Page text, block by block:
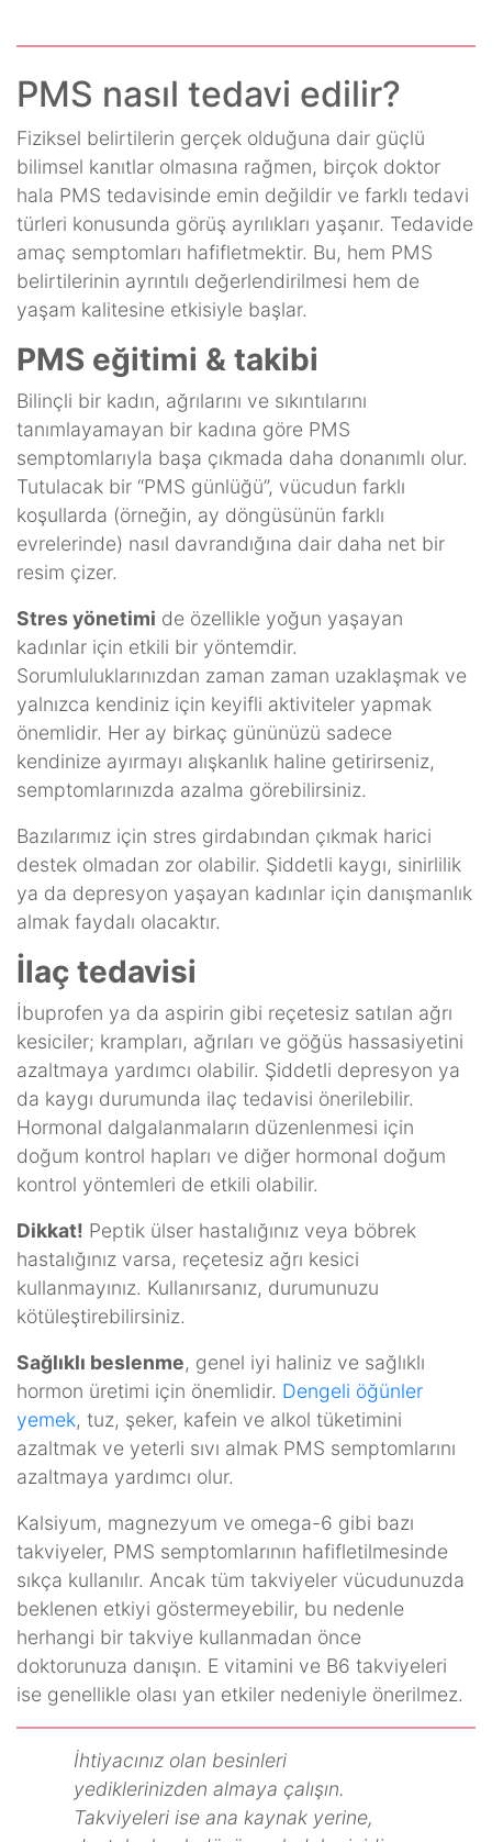
PMS nasıl tedavi edilir?
Fiziksel belirtilerin gerçek olduğuna dair güçlü
bilimsel kanıtlar olmasına rağmen, birçok doktor
hala PMS tedavisinde emin değildir ve farklı tedavi
türleri konusunda görüş ayrılıkları yaşanır. Tedavide
amaç semptomları hafifletmektir. Bu, hem PMS
belirtilerinin ayrıntılı değerlendirilmesi hem de
yaşam kalitesine etkisiyle başlar.
PMS eğitimi & takibi
Bilinçli bir kadın, ağrılarını ve sıkıntılarını
tanımlayamayan bir kadına göre PMS
semptomlarıyla başa çıkmada daha donanımlı olur.
Tutulacak bir “PMS günlüğü”, vücudun farklı
koşullarda (örneğin, ay döngüsünün farklı
evrelerinde) nasıl davrandığına dair daha net bir
resim çizer.
Stres yönetimi de özellikle yoğun yaşayan
kadınlar için etkili bir yöntemdir.
Sorumluluklarınızdan zaman zaman uzaklaşmak ve
yalnızca kendiniz için keyifli aktiviteler yapmak
önemlidir. Her ay birkaç gününüzü sadece
kendinize ayırmayı alışkanlık haline getirirseniz,
semptomlarınızda azalma görebilirsiniz.
Bazılarımız için stres girdabından çıkmak harici
destek olmadan zor olabilir. Şiddetli kaygı, sinirlilik
ya da depresyon yaşayan kadınlar için danışmanlık
almak faydalı olacaktır.
İlaç tedavisi
İbuprofen ya da aspirin gibi reçetesiz satılan ağrı
kesiciler; krampları, ağrıları ve göğüs hassasiyetini
azaltmaya yardımcı olabilir. Şiddetli depresyon ya
da kaygı durumunda ilaç tedavisi önerilebilir.
Hormonal dalgalanmaların düzenlenmesi için
doğum kontrol hapları ve diğer hormonal doğum
kontrol yöntemleri de etkili olabilir.
Dikkat! Peptik ülser hastalığınız veya böbrek
hastalığınız varsa, reçetesiz ağrı kesici
kullanmayınız. Kullanırsanız, durumunuzu
kötüleştirebilirsiniz.
Sağlıklı beslenme, genel iyi haliniz ve sağlıklı
hormon üretimi için önemlidir. Dengeli öğünler
yemek, tuz, şeker, kafein ve alkol tüketimini
azaltmak ve yeterli sıvı almak PMS semptomlarını
azaltmaya yardımcı olur.
Kalsiyum, magnezyum ve omega-6 gibi bazı
takviyeler, PMS semptomlarının hafifletilmesinde
sıkça kullanılır. Ancak tüm takviyeler vücudunuzda
beklenen etkiyi göstermeyebilir, bu nedenle
herhangi bir takviye kullanmadan önce
doktorunuza danışın. E vitamini ve B6 takviyeleri
ise genellikle olası yan etkiler nedeniyle önerilmez.
İhtiyacınız olan besinleri
yediklerinizden almaya çalışın.
Takviyeleri ise ana kaynak yerine,